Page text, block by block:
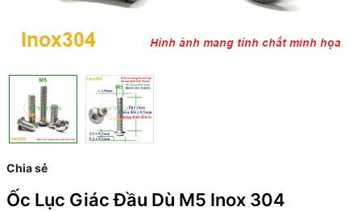
Chia sẻ
Ốc Lục Giác Đầu Dù M5 Inox 304